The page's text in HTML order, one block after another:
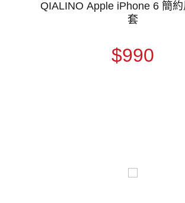
QIALINO Apple iPhone 6 簡
套
$990